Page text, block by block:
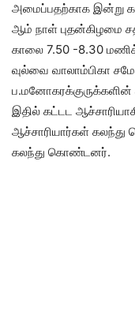
அமைப்பதற்காக இன்று
ஆம் நாள் புதன்கிழமை
காலை 7.50 -8.30
வுல்வை வாலாம்பிகா
ப.மனோகரக்குருக்களின்
இதில் கட்டட
ஆச்சாரியார்கள்
கலந்து கொண்டனர்.